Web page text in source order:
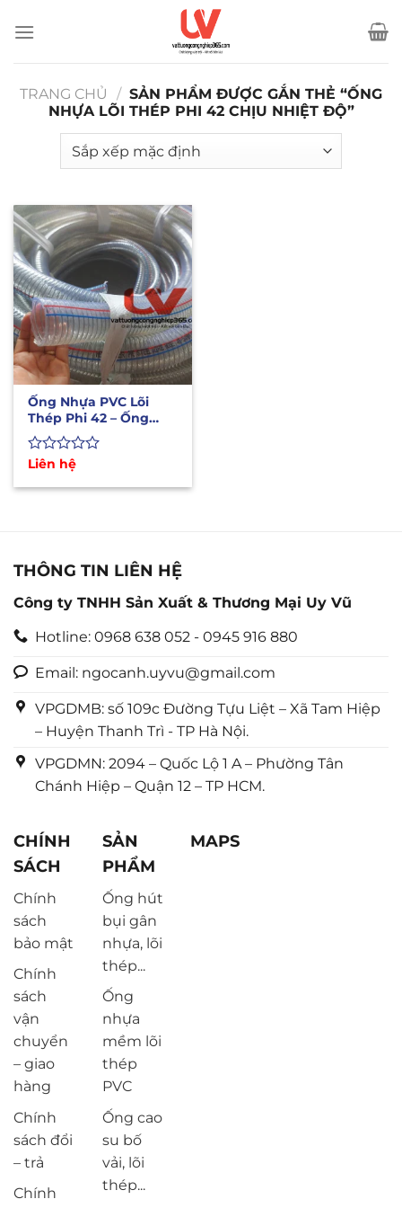
qua
TRANG CHỦ
/ SẢN PHẨM ĐƯỢC GẮN THẺ “ỐNG
NHỰA LÕI THÉP PHI 42 CHỊU NHIỆT ĐỘ”
Ống Nhựa PVC Lõi
Thép Phi 42 – Ống
Dẫn Xăng Dầu Hóa
Chất
Được
hạng
Liên hệ
THÔNG TIN LIÊN HỆ
Công ty TNHH Sản Xuất & Thương Mại Uy Vũ
Hotline: 0968 638 052 - 0945 916 880
Email: ngocanh.uyvu@gmail.com
VPGDMB: số 109c Đường Tựu Liệt – Xã Tam Hiệp
– Huyện Thanh Trì - TP Hà Nội.
VPGDMN: 2094 – Quốc Lộ 1 A – Phường Tân
Chánh Hiệp – Quận 12 – TP HCM.
CHÍNH
SÁCH
Chính
sách
bảo mật
Chính
sách
vận
chuyển
– giao
hàng
Chính
sách đổi
– trả
Chính
SẢN
PHẨM
Ống hút
bụi gân
nhựa, lõi
thép...
Ống
nhựa
mềm lõi
thép
PVC
Ống cao
su bố
vải, lõi
thép...
MAPS